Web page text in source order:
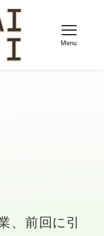
Menu
、前回に引